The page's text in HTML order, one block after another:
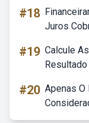
#18
Juros
#19 Calcule
#20 Apenas O